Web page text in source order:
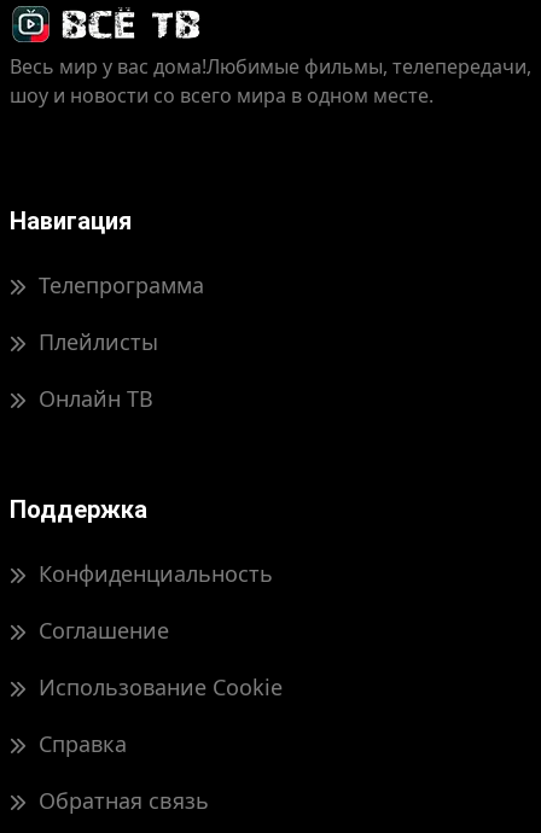
Весь мир у вас дома!Любимые фильмы, телепередачи,
шоу и новости со всего мира в одном месте.
Навигация
Телепрограмма
Плейлисты
Онлайн ТВ
Поддержка
Конфиденциальность
Соглашение
Использование Cookie
Справка
Обратная связь